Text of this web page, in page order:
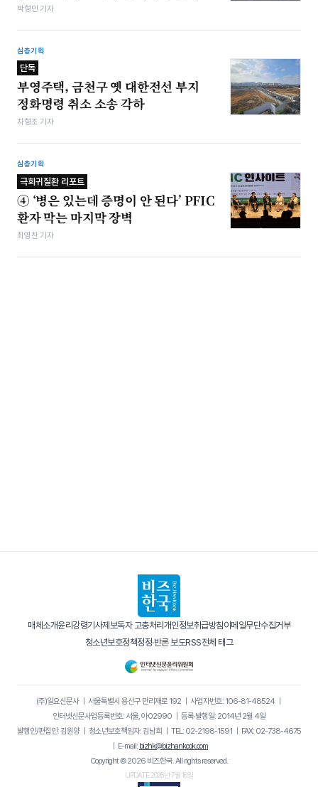
박형민 기자
심층기획
단독
부영주택, 금천구 옛 대한전선 부지
정화명령 취소 소송 각하
차형조 기자
심층기획
극희귀질환 리포트
④ ‘병은 있는데 증명이 안 된다’ PFIC
환자 막는 마지막 장벽
최영찬 기자
매체소개윤리강령기사제보독자 고충처리 개인정보취급방침이메일무단수집거부
청소년보호정책정정·반론 보도RSS전체 태그
(주)일요신문사｜ 서울특별시 용산구 만리재로 192｜ 사업자번호: 106-81-48524｜
인터넷신문사업등록번호: 서울, 아02990 ｜ 등록·발행일: 2014년 2월 4일
발행인/편집인: 김원양｜ 청소년보호책임자: 김남희 ｜ TEL: 02-2198-1591 ｜ FAX: 02-738-4675
｜ E-mail: bizhk@bizhankook.com
Copyright © 2026 비즈한국. All rights reserved.
UPDATE 2026년 7월 16일